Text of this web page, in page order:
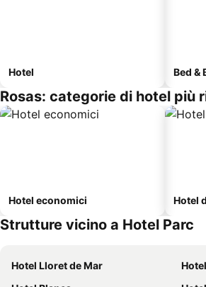
Hotel Bed &
Rosas: categorie di hotel più
Hotel economici Hotel
Strutture vicino a Hotel Parc
Hotel Lloret de Mar